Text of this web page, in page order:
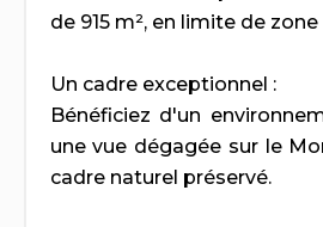
de 915 m², en limite de
Un cadre exceptionnel :
Bénéficiez d'un
une vue dégagée sur le
cadre naturel préservé.